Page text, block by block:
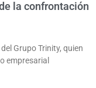
la confrontación
Grupo Trinity, quien
empresarial